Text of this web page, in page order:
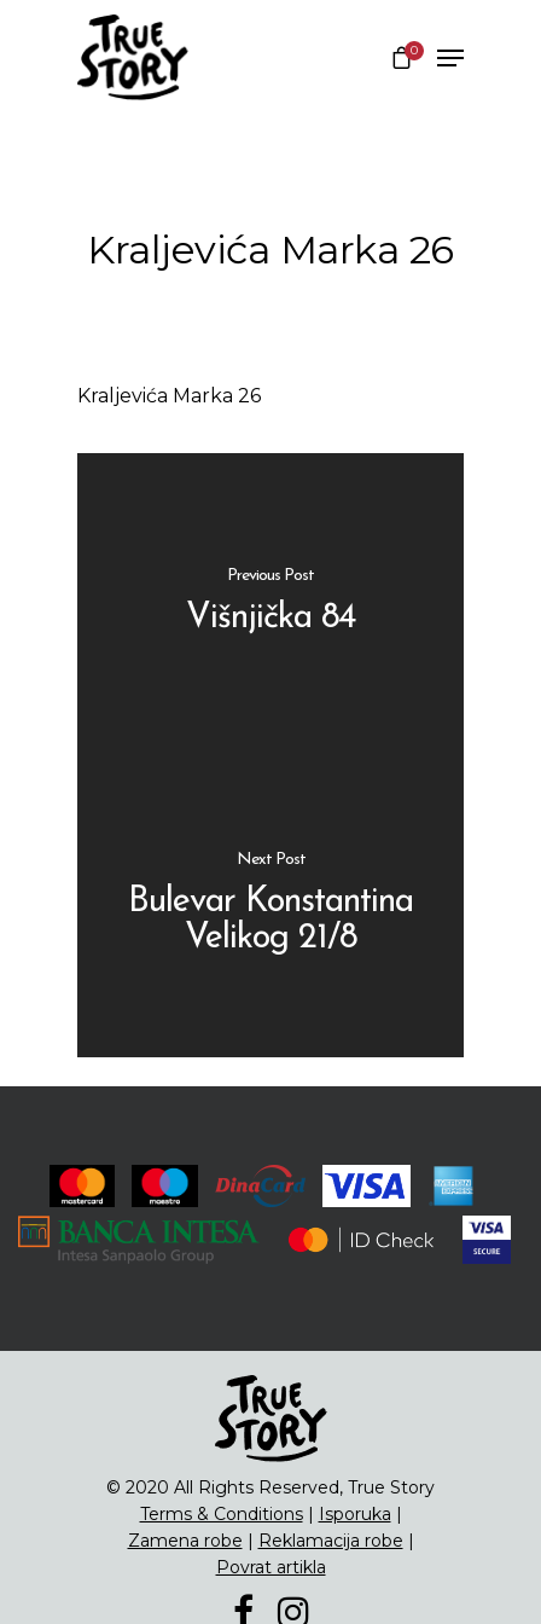
0
Kraljevića Marka 26
Kraljevića Marka 26
Previous Post
Višnjička 84
Next Post
Bulevar Konstantina
Velikog 21/8
© 2020 All Rights Reserved, True Story
Terms & Conditions| Isporuka |
Zamena robe | Reklamacija robe |
Povrat artikla
Sušeno Voće
Paketi proizvoda